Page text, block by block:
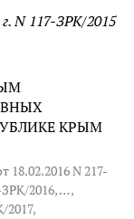
N 117-ЗРК/2015
КРЫМ
18.02.2016 N 217-
ЗРК/2016, … ,
2017,